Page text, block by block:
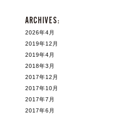
ARCHIVES:
2026年4月
2019年12月
2019年4月
2018年3月
2017年12月
2017年10月
2017年7月
2017年6月